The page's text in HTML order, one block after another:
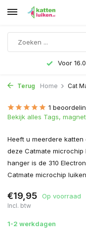
Voor
Terug Home Cat
1
Bekijk alles Tags,
Heeft u meerdere katten
deze Catmate
hanger is de 310
Catmate microchip
€19,95 Op voorraad
Incl. btw
1-2 werkdagen